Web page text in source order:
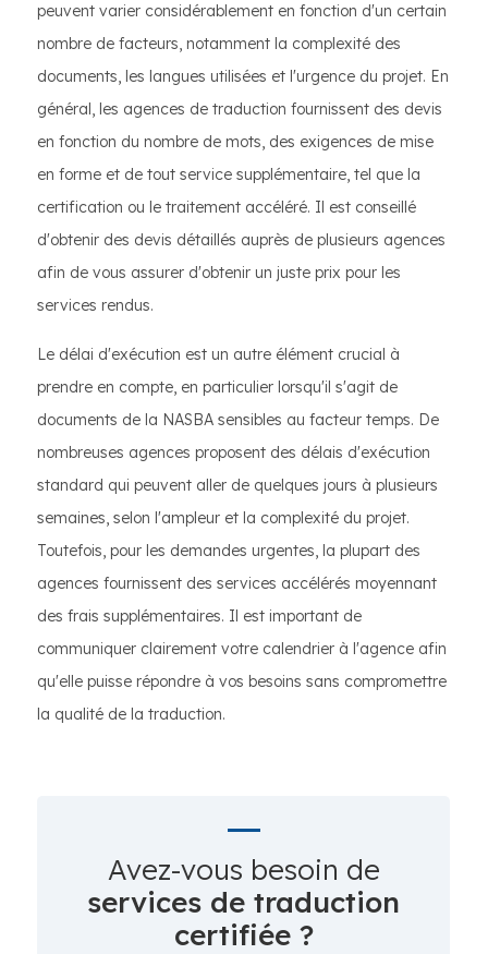
peuvent varier considérablement en fonction d'un certain
nombre de facteurs, notamment la complexité des
documents, les langues utilisées et l'urgence du projet. En
général, les agences de traduction fournissent des devis
en fonction du nombre de mots, des exigences de mise
en forme et de tout service supplémentaire, tel que la
certification ou le traitement accéléré. Il est conseillé
d'obtenir des devis détaillés auprès de plusieurs agences
afin de vous assurer d'obtenir un juste prix pour les
services rendus.
Le délai d'exécution est un autre élément crucial à
prendre en compte, en particulier lorsqu'il s'agit de
documents de la NASBA sensibles au facteur temps. De
nombreuses agences proposent des délais d'exécution
standard qui peuvent aller de quelques jours à plusieurs
semaines, selon l'ampleur et la complexité du projet.
Toutefois, pour les demandes urgentes, la plupart des
agences fournissent des services accélérés moyennant
des frais supplémentaires. Il est important de
communiquer clairement votre calendrier à l'agence afin
qu'elle puisse répondre à vos besoins sans compromettre
la qualité de la traduction.
Avez-vous besoin de
services de traduction
certifiée ?